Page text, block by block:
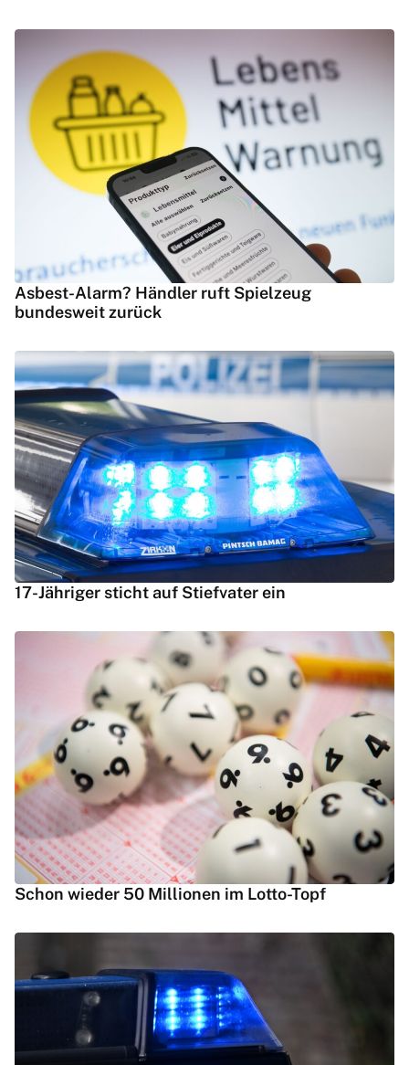
Asbest-Alarm? Händler ruft Spielzeug
bundesweit zurück
17-Jähriger sticht auf Stiefvater ein
Schon wieder 50 Millionen im Lotto-Topf